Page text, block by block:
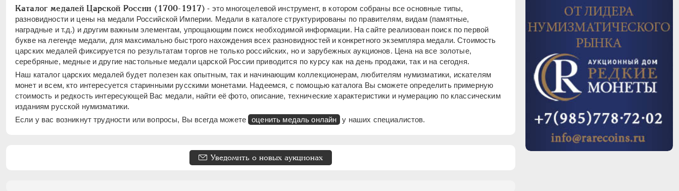
Каталог медалей Царской России (1700-1917) - это многоцелевой инструмент, в котором собраны все основные типы,
разновидности и цены на медали Российской Империи. Медали в каталоге структурированы по правителям, видам (памятные,
наградные и т.д.) и другим важным элементам, упрощающим поиск необходимой информации. На сайте реализован поиск по первой
букве на легенде медали, для максимально быстрого нахождения всех разновидностей и конкретного экземпляра медали. Cтоимость
царских медалей фиксируется по результатам торгов не только российских, но и зарубежных аукционов. Цена на все золотые,
серебряные, медные и другие настольные медали царской России приводится по курсу как на день продажи, так и на сегодня.
Наш каталог царских медалей будет полезен как опытным, так и начинающим коллекционерам, любителям нумизматики, искателям
монет и всем, кто интересуется старинными русскими монетами. Надеемся, с помощью каталога Вы сможете определить примерную
стоимость и редкость интересующей Вас медали, найти её фото, описание, технические характеристики и нумерацию по классическим
изданиям русской нумизматики.
Если у вас возникнут трудности или вопросы, Вы всегда можете
оценить медаль онлайн у наших специалистов.
Уведомить о новых аукционах